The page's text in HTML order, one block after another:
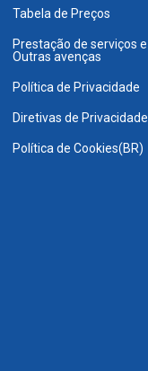
Tabela de Preços
Prestação de serviços e
Outras avenças
Política de Privacidade
Diretivas de Privacidade
Política de Cookies(BR)